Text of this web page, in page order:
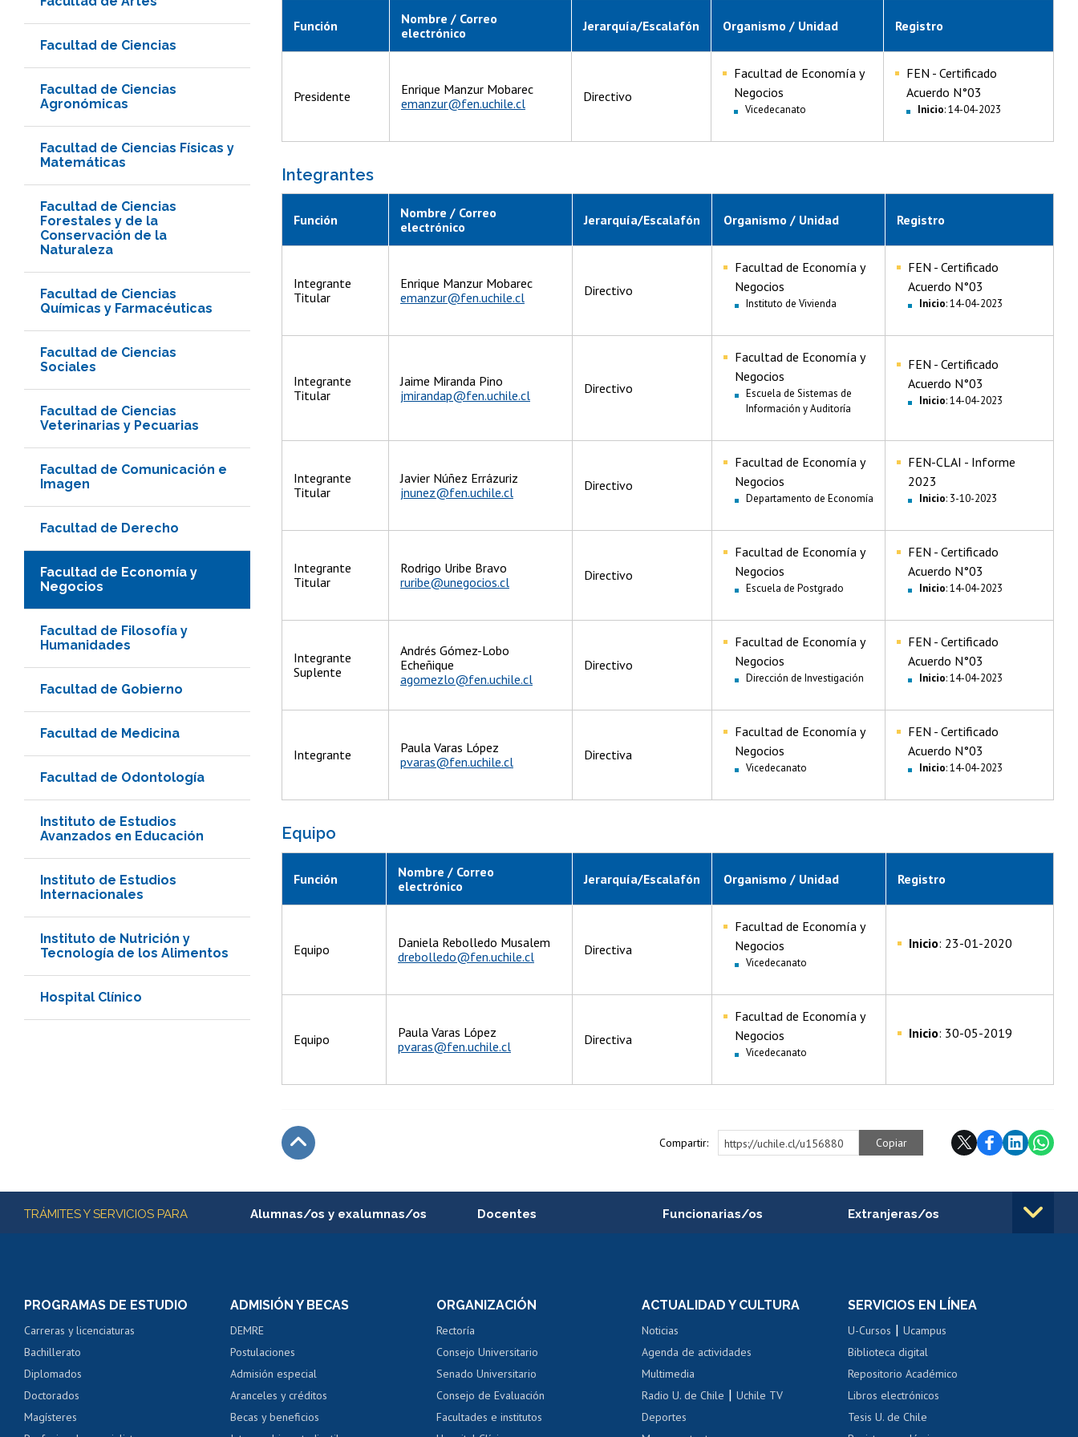
Facultad de Ciencias
Facultad de Ciencias
Agronómicas
Facultad de Ciencias Físicas y
Matemáticas
Facultad de Ciencias
Forestales y de la
Conservación de la
Naturaleza
Facultad de Ciencias
Químicas y Farmacéuticas
Facultad de Ciencias
Sociales
Facultad de Ciencias
Veterinarias y Pecuarias
Facultad de Comunicación e
Imagen
Facultad de Derecho
Facultad de Economía y
Negocios
Facultad de Filosofía y
Humanidades
Facultad de Gobierno
Facultad de Medicina
Facultad de Odontología
Instituto de Estudios
Avanzados en Educación
Instituto de Estudios
Internacionales
Instituto de Nutrición y
Tecnología de los Alimentos
Hospital Clínico
Función
Nombre / Correo
electrónico
Jerarquía/Escalafón Organismo / Unidad Registro
Presidente
Enrique Manzur Mobarec
emanzur@fen.uchile.cl
Directivo
Facultad de Economía y
Negocios
Vicedecanato
FEN - Certificado
Acuerdo N°03
Inicio: 14-04-2023
Integrantes
Función
Nombre / Correo
electrónico
Jerarquía/Escalafón Organismo / Unidad Registro
Integrante
Titular
Enrique Manzur Mobarec
emanzur@fen.uchile.cl
Directivo
Facultad de Economía y
Negocios
Instituto de Vivienda
FEN - Certificado
Acuerdo N°03
Inicio: 14-04-2023
Integrante
Titular
Jaime Miranda Pino
jmirandap@fen.uchile.cl
Directivo
Facultad de Economía y
Negocios
Escuela de Sistemas de
Información y Auditoría
FEN - Certificado
Acuerdo N°03
Inicio: 14-04-2023
Integrante
Titular
Javier Núñez Errázuriz
jnunez@fen.uchile.cl
Directivo
Facultad de Economía y
Negocios
Departamento de Economía
FEN-CLAI - Informe
2023
Inicio: 3-10-2023
Integrante
Titular
Rodrigo Uribe Bravo
ruribe@unegocios.cl
Directivo
Facultad de Economía y
Negocios
Escuela de Postgrado
FEN - Certificado
Acuerdo N°03
Inicio: 14-04-2023
Integrante
Suplente
Andrés Gómez-Lobo
Echeñique
agomezlo@fen.uchile.cl
Directivo
Facultad de Economía y
Negocios
Dirección de Investigación
FEN - Certificado
Acuerdo N°03
Inicio: 14-04-2023
Integrante
Paula Varas López
pvaras@fen.uchile.cl
Directiva
Facultad de Economía y
Negocios
Vicedecanato
FEN - Certificado
Acuerdo N°03
Inicio: 14-04-2023
Equipo
Función
Nombre / Correo
electrónico
Jerarquía/Escalafón Organismo / Unidad Registro
Equipo
Daniela Rebolledo Musalem
drebolledo@fen.uchile.cl
Directiva
Facultad de Economía y
Negocios
Vicedecanato
Inicio: 23-01-2020
Equipo
Paula Varas López
pvaras@fen.uchile.cl
Directiva
Facultad de Economía y
Negocios
Vicedecanato
Inicio: 30-05-2019
Compartir: https://uchile.cl/u156880 Copiar
Más información
TRÁMITES Y SERVICIOS PARA Alumnas/os y exalumnas/os
Consulta y certificado de notas
Servicio médico y dental
Pago de arancel y crédito alumnos
Pago de arancel y crédito exalumnos
Certificado de títulos y grados
Docentes
Perfeccionamiento
Evaluación docente
Calificación académica
Postulación al AUCAI
Funcionarias/os
Portal de movilidad interna
Certificado de renta
Certificado de renta
Gestión de correo uchile
Extranjeras/os
Movilidad Estudiantil
Cursos de español
PROGRAMAS DE ESTUDIO
Carreras y licenciaturas
Bachillerato
Diplomados
Doctorados
Magísteres
ADMISIÓN Y BECAS
DEMRE
Postulaciones
Admisión especial
Aranceles y créditos
Becas y beneficios
ORGANIZACIÓN
Rectoría
Consejo Universitario
Senado Universitario
Consejo de Evaluación
Facultades e institutos
ACTUALIDAD Y CULTURA
Noticias
Agenda de actividades
Multimedia
Radio U. de Chile |Uchile TV
Deportes
SERVICIOS EN LÍNEA
U-Cursos |Ucampus
Biblioteca digital
Repositorio Académico
Libros electrónicos
Tesis U. de Chile